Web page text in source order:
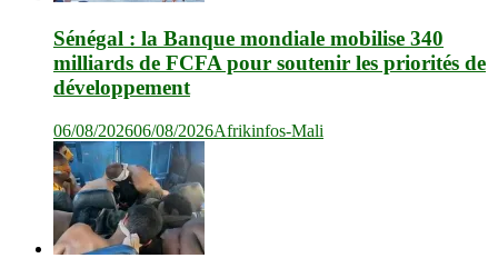
Sénégal : la Banque mondiale mobilise 340
milliards de FCFA pour soutenir les priorités de
développement
06/08/202606/08/2026Afrikinfos-Mali